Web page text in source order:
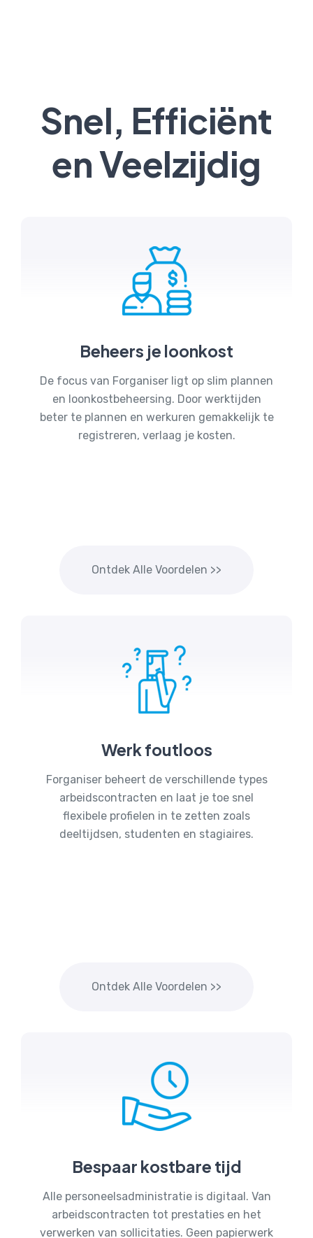
Snel, Efficiënt
en Veelzijdig
Beheers je loonkost
De focus van Forganiser ligt op slim plannen
en loonkostbeheersing. Door werktijden
beter te plannen en werkuren gemakkelijk te
registreren, verlaag je kosten.
Ontdek Alle Voordelen >>
Werk foutloos
Forganiser beheert de verschillende types
arbeidscontracten en laat je toe snel
flexibele profielen in te zetten zoals
deeltijdsen, studenten en stagiaires.
Ontdek Alle Voordelen >>
Bespaar kostbare tijd
Alle personeelsadministratie is digitaal. Van
arbeidscontracten tot prestaties en het
verwerken van sollicitaties. Geen papierwerk